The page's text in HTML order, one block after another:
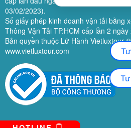
03/02/2023).
Số giấy phép kinh doanh vận tải bằng
Thông Vận Tải TP.HCM cấp lần 2
Bản quyền thuộc Lữ Hành Vietluxtour
www.vietluxtour.com